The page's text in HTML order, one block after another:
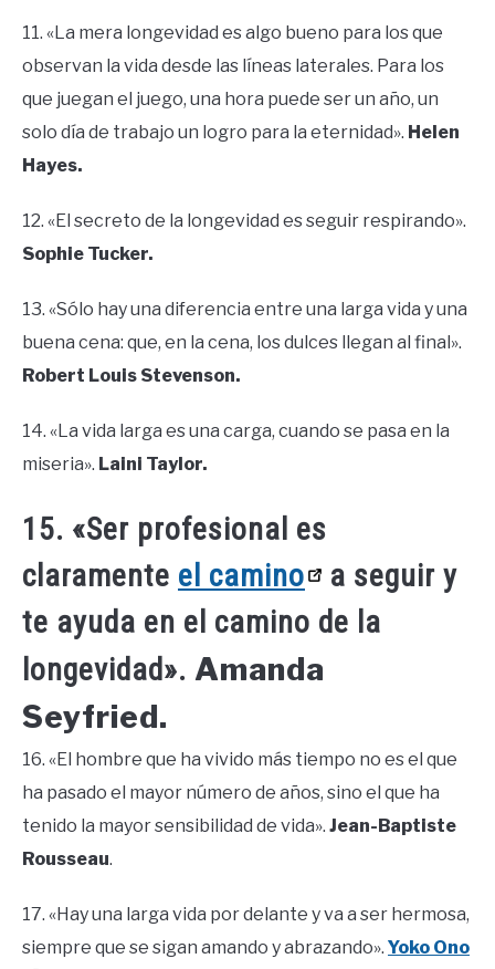
11. «La mera longevidad es algo bueno para los que
observan la vida desde las líneas laterales. Para los
que juegan el juego, una hora puede ser un año, un
solo día de trabajo un logro para la eternidad». Helen
Hayes.
12. «El secreto de la longevidad es seguir respirando».
Sophie Tucker.
13. «Sólo hay una diferencia entre una larga vida y una
buena cena: que, en la cena, los dulces llegan al final».
Robert Louis Stevenson.
14. «La vida larga es una carga, cuando se pasa en la
miseria». Laini Taylor.
15. «Ser profesional es
claramente el camino
a seguir y
te ayuda en el camino de la
longevidad». Amanda
Seyfried.
16. «El hombre que ha vivido más tiempo no es el que
ha pasado el mayor número de años, sino el que ha
tenido la mayor sensibilidad de vida». Jean-Baptiste
Rousseau.
17. «Hay una larga vida por delante y va a ser hermosa,
siempre que se sigan amando y abrazando». Yoko Ono